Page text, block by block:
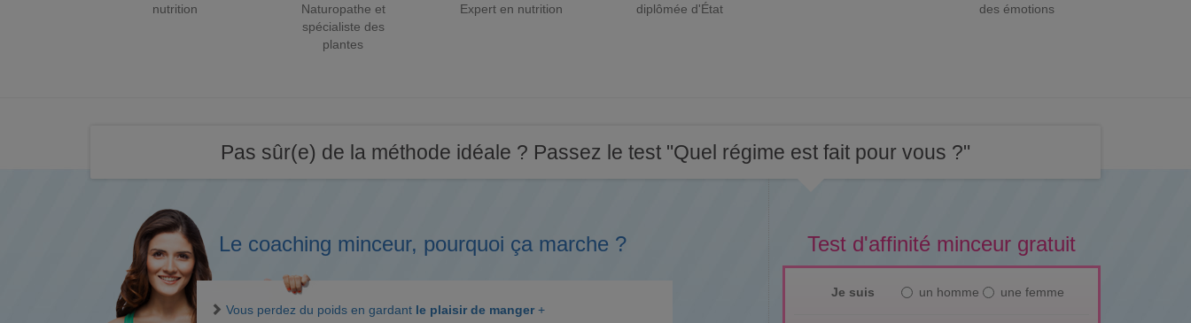
nutrition
Naturopathe et
spécialiste des
plantes
Expert en nutrition
diplômée d'État
des émotions
Pas sûr(e) de la méthode idéale ? Passez le test "Quel régime est fait pour vous ?"
Test d'affinité minceur gratuit
Je suis un homme une femme
Le coaching minceur, pourquoi ça marche ?
Vous perdez du poids en gardant le plaisir de manger +